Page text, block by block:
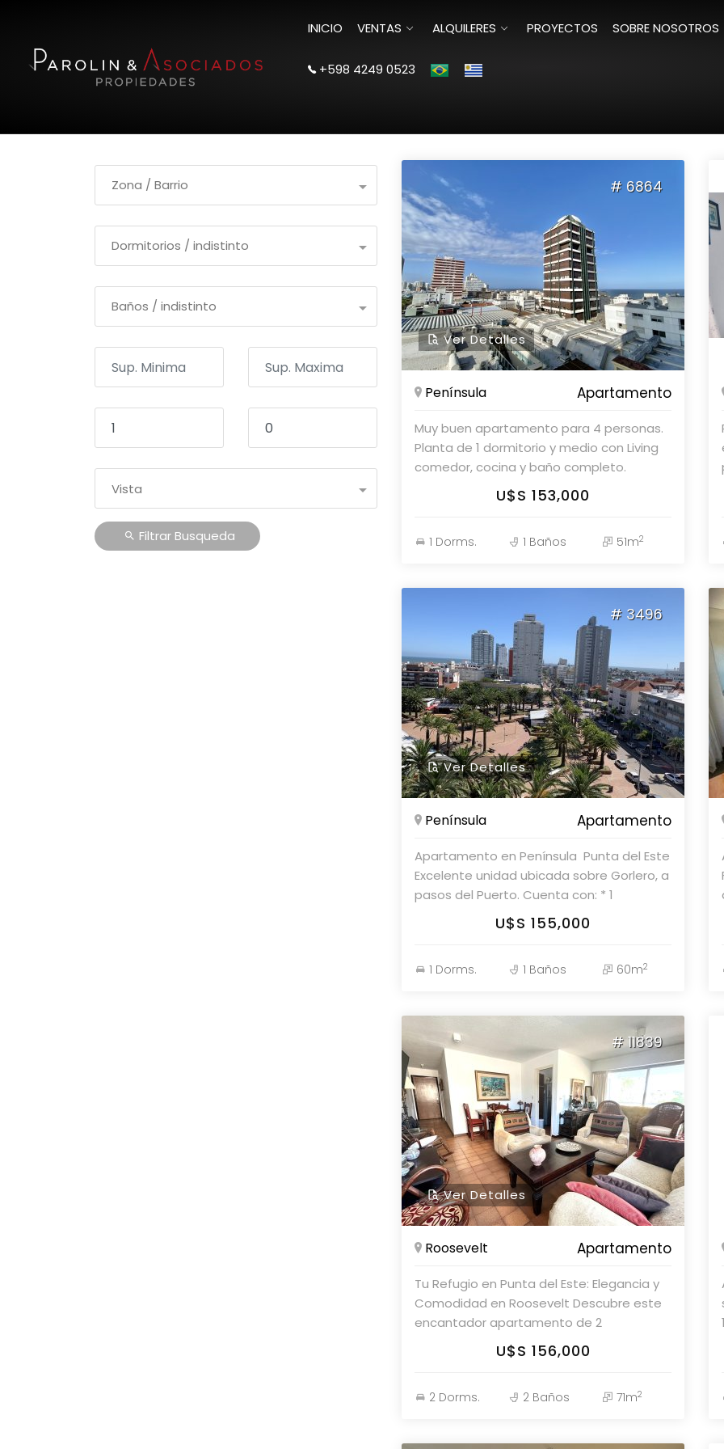
INICIO VENTAS ALQUILERES PROYECTOS SOBRE NOSOTROS
+598 4249 0523
Zona / Barrio
Dormitorios / indistinto
Baños / indistinto
Vista
Filtrar Busqueda
# 6864
Ver Detalles
Península Apartamento
Muy buen apartamento para 4 personas.
Planta de 1 dormitorio y medio con Living
comedor, cocina y baño completo.
mucama , garage, gym y recepción las 24
horas. Consulte con nuestros asesores.
U$S 153,000
1 Dorms. 1 Baños 51m2
# 3496
Ver Detalles
Península Apartamento
Apartamento en Península  Punta del Este
Excelente unidad ubicada sobre Gorlero, a
pasos del Puerto. Cuenta con: * 1
dormitorio * Living comedor * Kitchenette
* 1 baño Edificio de categoría con **aire
diario, gimnasio, garage, cable y más.**
Parolin & Asociados Propiedades Consulte
con nuestros asesores.
U$S 155,000
1 Dorms. 1 Baños 60m2
# 11839
Ver Detalles
Roosevelt Apartamento
Tu Refugio en Punta del Este: Elegancia y
Comodidad en Roosevelt Descubre este
encantador apartamento de 2
dormitorios y 2 baños, ubicado en la
codiciada zona de Roosevelt, Punta del
tranquilidad y el confort que solo este
U$S 156,000
2 Dorms. 2 Baños 71m2